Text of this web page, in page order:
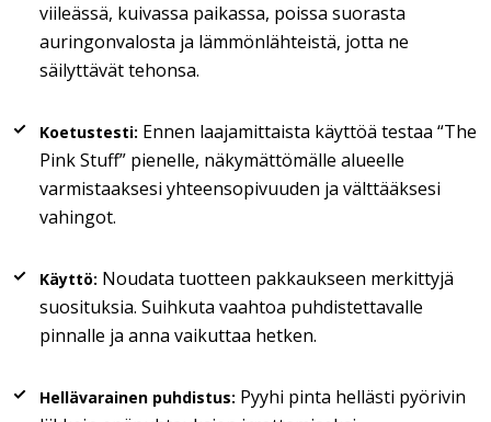
viileässä, kuivassa paikassa, poissa suorasta
auringonvalosta ja lämmönlähteistä, jotta ne
säilyttävät tehonsa.
Koetustesti: Ennen laajamittaista käyttöä testaa “The
Pink Stuff” pienelle, näkymättömälle alueelle
varmistaaksesi yhteensopivuuden ja välttääksesi
vahingot.
Käyttö: Noudata tuotteen pakkaukseen merkittyjä
suosituksia. Suihkuta vaahtoa puhdistettavalle
pinnalle ja anna vaikuttaa hetken.
Hellävarainen puhdistus: Pyyhi pinta hellästi pyörivin